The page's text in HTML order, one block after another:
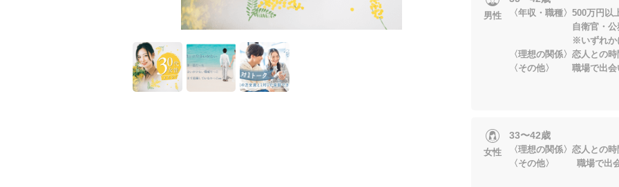
男性
〈年収・職種〉500万円以
自衛官・公務員
※いずれかに当
〈理想の関係〉恋人との
〈その他〉 職場で出会
女性
33〜42歳
〈理想の関係〉恋人との
〈その他〉 職場で出